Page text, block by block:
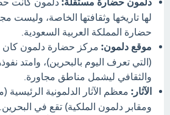
لها تاريخها وثقافتها الخاصة، وليست
حضارة المملكة العربية السعودية.
موقع دلمون: مركز حضارة دلمون
(التي تعرف اليوم بالبحرين)، وامتد
والثقافي ليشمل مناطق مجاورة.
الآثار: معظم الآثار الدلمونية الرئيسية
ومقابر دلمون الملكية) تقع في